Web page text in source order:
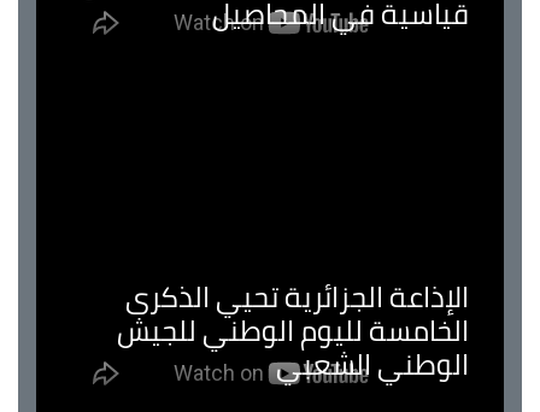
قياسية في المحاصيل
الإذاعة الجزائرية تحيي الذكرى
الخامسة لليوم الوطني للجيش
الوطني الشعبي